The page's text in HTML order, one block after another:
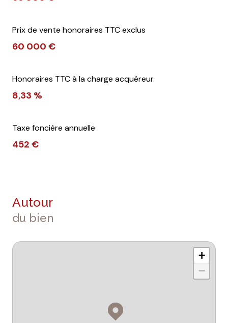
Prix de vente honoraires TTC exclus
60 000 €
Honoraires TTC à la charge acquéreur
8,33 %
Taxe foncière annuelle
452 €
Autour
du bien
+
−